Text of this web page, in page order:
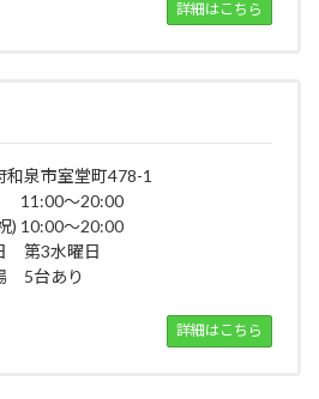
詳細はこちら
和泉市室堂町478-1
11:00～20:00
) 10:00～20:00
第3水曜日
5台あり
詳細はこちら